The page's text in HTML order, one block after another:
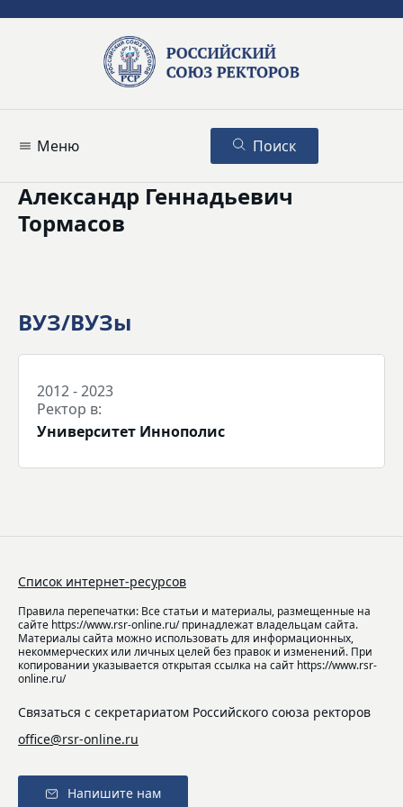
Меню Поиск
Александр Геннадьевич
Тормасов
ВУЗ/ВУЗы
2012 - 2023
Ректор в:
Университет Иннополис
Список интернет-ресурсов
Правила перепечатки: Все статьи и материалы, размещенные на
сайте https://www.rsr-online.ru/ принадлежат владельцам сайта.
Материалы сайта можно использовать для информационных,
некоммерческих или личных целей без правок и изменений. При
копировании указывается открытая ссылка на сайт https://www.rsr-
online.ru/
Связаться с секретариатом Российского союза ректоров
office@rsr-online.ru
Напишите нам